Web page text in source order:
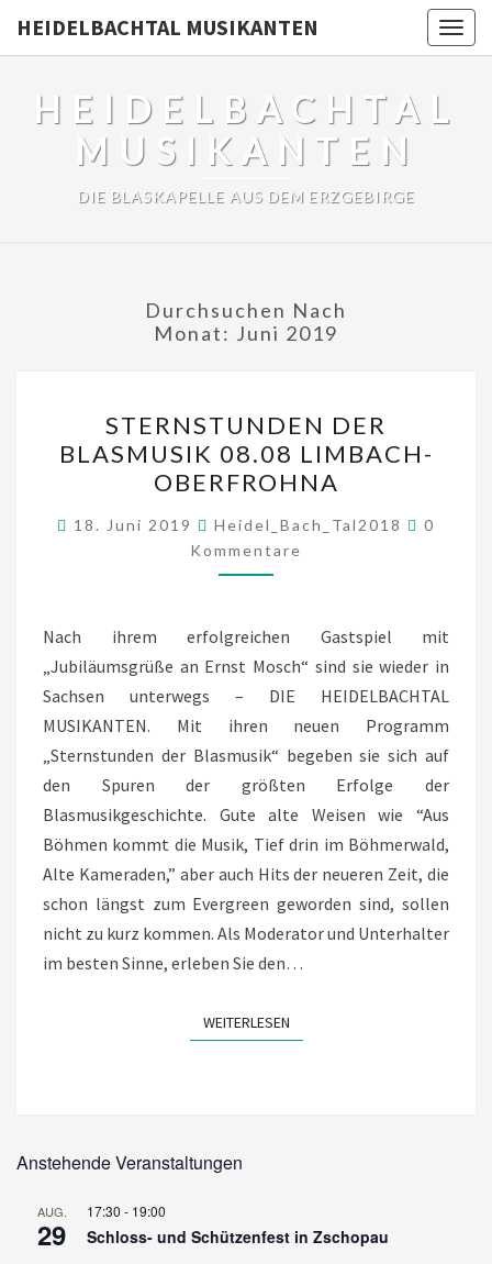
HEIDELBACHTAL MUSIKANTEN
HEIDELBACHTAL
MUSIKANTEN
DIE BLASKAPELLE AUS DEM ERZGEBIRGE
Durchsuchen Nach
Monat: Juni 2019
DER
BLASMUSIK
08.08
LIMBACH-
OBERFROHNA
STERNSTUNDEN DER
BLASMUSIK 08.08 LIMBACH-
OBERFROHNA
18. Juni 2019 Heidel_Bach_Tal2018
0
Kommentare
Nach ihrem erfolgreichen Gastspiel mit
„Jubiläumsgrüße an Ernst Mosch“ sind sie wieder in
Sachsen unterwegs – DIE HEIDELBACHTAL
MUSIKANTEN. Mit ihren neuen Programm
„Sternstunden der Blasmusik“ begeben sie sich auf
den Spuren der größten Erfolge der
Blasmusikgeschichte. Gute alte Weisen wie “Aus
Böhmen kommt die Musik, Tief drin im Böhmerwald,
Alte Kameraden,” aber auch Hits der neueren Zeit, die
schon längst zum Evergreen geworden sind, sollen
nicht zu kurz kommen. Als Moderator und Unterhalter
im besten Sinne, erleben Sie den…
WEITERLESENWEITERLESEN
Anstehende Veranstaltungen
AUG.
29
17:30 - 19:00
Schloss- und Schützenfest in Zschopau